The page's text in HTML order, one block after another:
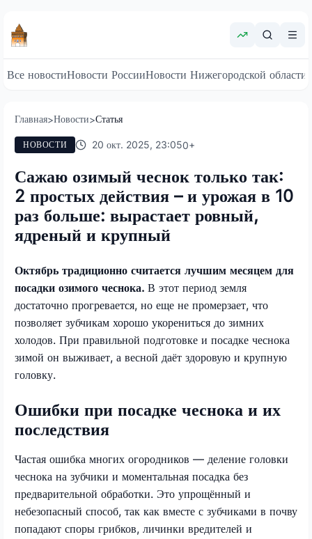
Все новостиНовости РоссииНовости Нижегородской области
Главная>Новости>Статья
НОВОСТИ 20 окт. 2025, 23:050+
Сажаю озимый чеснок только так:
2 простых действия – и урожая в 10
раз больше: вырастает ровный,
ядреный и крупный
Октябрь традиционно считается лучшим месяцем для
посадки озимого чеснока. В этот период земля
достаточно прогревается, но еще не промерзает, что
позволяет зубчикам хорошо укорениться до зимних
холодов. При правильной подготовке и посадке чеснока
зимой он выживает, а весной даёт здоровую и крупную
головку.
Ошибки при посадке чеснока и их
последствия
Частая ошибка многих огородников — деление головки
чеснока на зубчики и моментальная посадка без
предварительной обработки. Это упрощённый и
небезопасный способ, так как вместе с зубчиками в почву
попадают споры грибков, личинки вредителей и